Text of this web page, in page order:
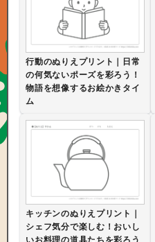
行動のぬりえプリント｜日常
の何気ないポーズを彩ろう！
物語を想像するお絵かきタイ
ム
キッチンのぬりえプリント｜
シェフ気分で楽しむ！おいし
いお料理の道具たちを彩ろう